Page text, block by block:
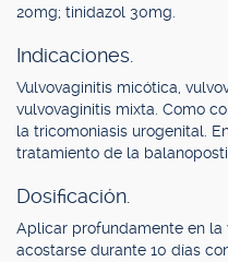
20mg; tinidazol 30mg.
Indicaciones.
Vulvovaginitis micótica,
vulvovaginitis mixta. Como
la tricomoniasis urogenital.
tratamiento de la
Dosificación.
Aplicar profundamente en la
acostarse durante 10 días